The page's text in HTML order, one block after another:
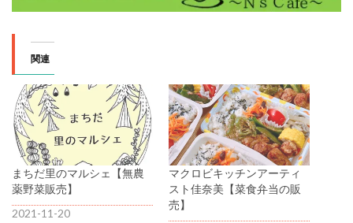
関連
まちだ里のマルシェ【無農
薬野菜販売】
2021-11-20
マクロビキッチンアーティ
スト佳奈美【菜食弁当の販
売】